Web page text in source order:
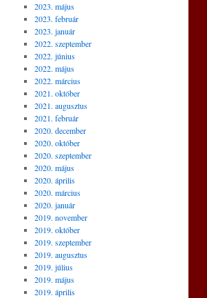
2023. május
2023. február
2023. január
2022. szeptember
2022. június
2022. május
2022. március
2021. október
2021. augusztus
2021. február
2020. december
2020. október
2020. szeptember
2020. május
2020. április
2020. március
2020. január
2019. november
2019. október
2019. szeptember
2019. augusztus
2019. július
2019. május
2019. április